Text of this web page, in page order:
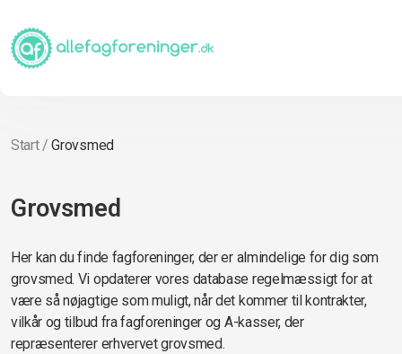
Start/Grovsmed
Grovsmed
Her kan du finde fagforeninger, der er almindelige for dig som
grovsmed. Vi opdaterer vores database regelmæssigt for at
være så nøjagtige som muligt, når det kommer til kontrakter,
vilkår og tilbud fra fagforeninger og A-kasser, der
repræsenterer erhvervet grovsmed.